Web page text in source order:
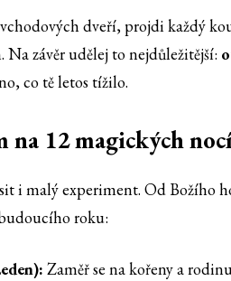
dveří, projdi každý
Na závěr udělej to nejdůležitější:
co tě letos tížilo.
na 12 magických
i malý experiment. Od Božího
roku:
Zaměř se na kořeny a